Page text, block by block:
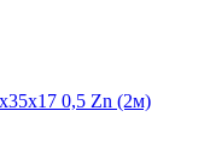
0,5 Zn (2м)